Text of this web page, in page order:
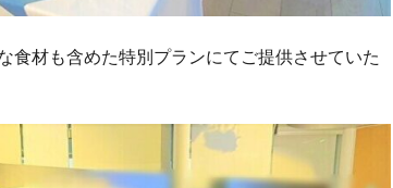
食材も含めた特別プランにてご提供させていた